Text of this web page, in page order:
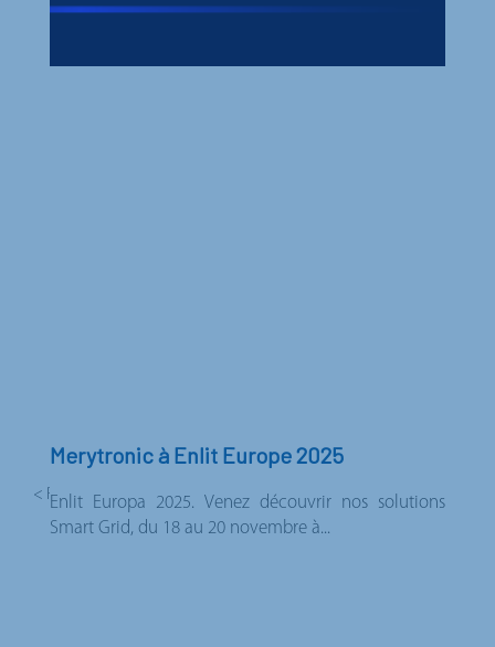
Merytronic à Enlit Europe 2025
Enlit Europa 2025. Venez découvrir nos solutions
Smart Grid, du 18 au 20 novembre à...
< Retour aux actualités